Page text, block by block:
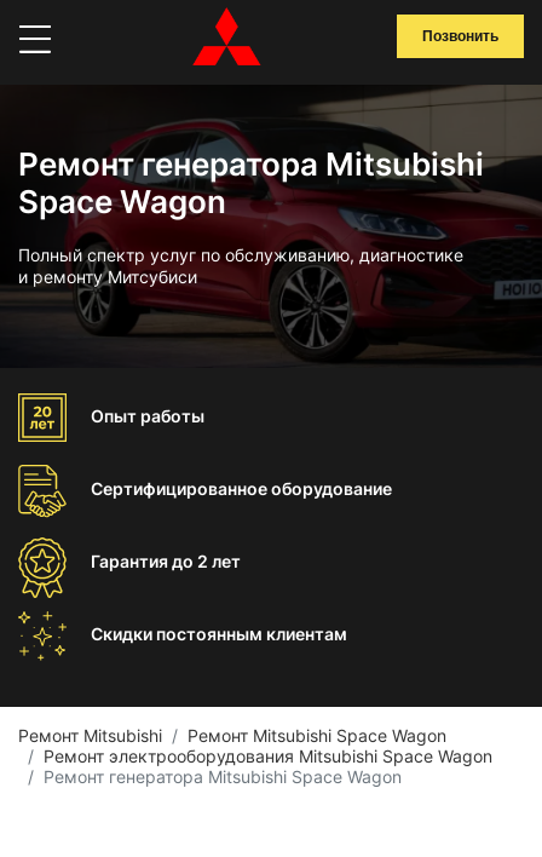
Позвонить
Ремонт генератора Mitsubishi
Space Wagon
Полный спектр услуг по обслуживанию, диагностике
и ремонту Митсубиси
Опыт работы
Сертифицированноеоборудование
Гарантиядо 2 лет
Скидки постоянным клиентам
Ремонт Mitsubishi
Ремонт Mitsubishi Space Wagon
Ремонт электрооборудования Mitsubishi Space Wagon
Ремонт генератора Mitsubishi Space Wagon